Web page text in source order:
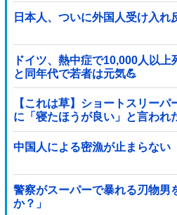
日本人、ついに外国人受け入れ
ドイツ、熱中症で10,000人以
と同年代で若者は元気💪
【これは草】ショートスリー
に「寝たほうが良い」と言われ
中国人による密漁が止まらない
警察がスーパーで暴れる刃物男
か？」